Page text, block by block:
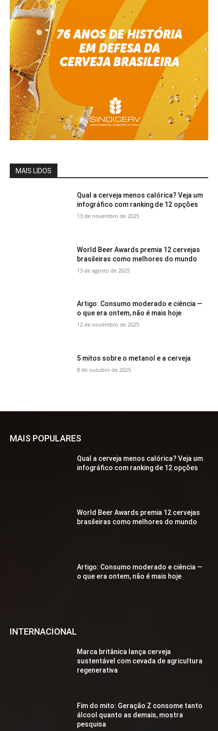
MAIS LIDOS
Qual a cerveja menos calórica? Veja um
infográfico com ranking de 12 opções
13 de novembro de 2025
World Beer Awards premia 12 cervejas
brasileiras como melhores do mundo
13 de agosto de 2025
Artigo: Consumo moderado e ciência —
o que era ontem, não é mais hoje
12 de novembro de 2025
5 mitos sobre o metanol e a cerveja
8 de outubro de 2025
MAIS POPULARES
Qual a cerveja menos calórica? Veja um
infográfico com ranking de 12 opções
World Beer Awards premia 12 cervejas
brasileiras como melhores do mundo
Artigo: Consumo moderado e ciência —
o que era ontem, não é mais hoje
INTERNACIONAL
Marca britânica lança cerveja
sustentável com cevada de agricultura
regenerativa
Fim do mito: Geração Z consome tanto
álcool quanto as demais, mostra
pesquisa